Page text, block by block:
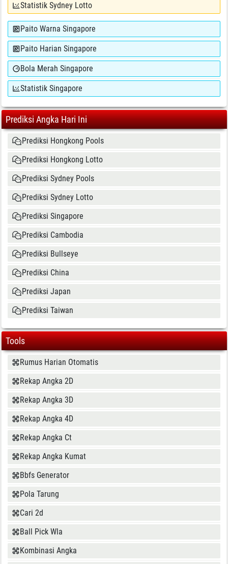
Statistik Sydney Lotto
Paito Warna Singapore
Paito Harian Singapore
Bola Merah Singapore
Statistik Singapore
Prediksi Angka Hari Ini
Prediksi Hongkong Pools
Prediksi Hongkong Lotto
Prediksi Sydney Pools
Prediksi Sydney Lotto
Prediksi Singapore
Prediksi Cambodia
Prediksi Bullseye
Prediksi China
Prediksi Japan
Prediksi Taiwan
Tools
Rumus Harian Otomatis
Rekap Angka 2D
Rekap Angka 3D
Rekap Angka 4D
Rekap Angka Ct
Rekap Angka Kumat
Bbfs Generator
Pola Tarung
Cari 2d
Ball Pick Wla
Kombinasi Angka